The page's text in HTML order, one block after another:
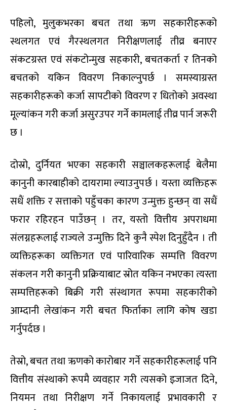
पहिलो, मुलुकभरका बचत तथा ऋण सहकारीहरूको
स्थलगत एवं गैरस्थलगत निरीक्षणलाई तीव्र बनाएर
संकटग्रस्त एवं संकटोन्मुख सहकारी, बचतकर्ता र तिनको
बचतको यकिन विवरण निकाल्नुपर्छ । समस्याग्रस्त
सहकारीहरूको कर्जा सापटीको विवरण र धितोको अवस्था
मूल्यांकन गरी कर्जा असुरउपर गर्ने कामलाई तीव्र पार्न जरूरी
छ ।
दोस्रो, दुर्नियत भएका सहकारी सञ्चालकहरूलाई बेलैमा
कानुनी कारबाहीको दायरामा ल्याउनुपर्छ । यस्ता व्यक्तिहरू
सधैं शक्ति र सत्ताको पहुँचका कारण उन्मुक्त हुन्छन् वा सधैं
फरार रहिरहन पाउँछन् । तर, यस्तो वित्तीय अपराधमा
संलग्नहरूलाई राज्यले उन्मुक्ति दिने कुनै स्पेश दिनुहुँदैन । ती
व्यक्तिहरूका व्यक्तिगत एवं पारिवारिक सम्पत्ति विवरण
संकलन गरी कानुनी प्रक्रियाबाट स्रोत यकिन नभएका त्यस्ता
सम्पत्तिहरूको बिक्री गरी संस्थागत रूपमा सहकारीको
आम्दानी लेखांकन गरी बचत फिर्ताका लागि कोष खडा
गर्नुपर्दछ ।
तेस्रो, बचत तथा ऋणको कारोबार गर्ने सहकारीहरूलाई पनि
वित्तीय संस्थाको रूपमै व्यवहार गरी त्यसको इजाजत दिने,
नियमन तथा निरीक्षण गर्ने निकायलाई प्रभावकारी र